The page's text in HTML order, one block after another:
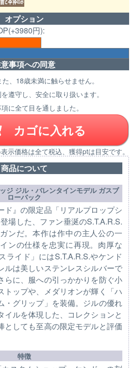
オプション
円):
事項への同意
、18歳未満に触らせません。
遵守し、安全に取り扱います。
に全て目を通しました。
カゴに入れる
示価格は全て税込、獲得ptは目安です。
商品について
ジ ジル・バレンタインモデル ガスブ
ローバック
ド』の限定品「リアルプロップシ
場した、ファン垂涎のS.T.A.R.S.
ンだ。本作は作中の主人公の一
ンの仕様を忠実に再現。肉厚な
ライド」にはS.T.A.R.S.やケンド
ルは美しいステンレスシルバーで
らに、服への引っかかりを防ぐ小
トップや、メダリオンが輝く「ハ
・グリップ」を装備。ジルの優れ
イルを体現した、コレクションと
としても至高の限定モデルと評価
特徴